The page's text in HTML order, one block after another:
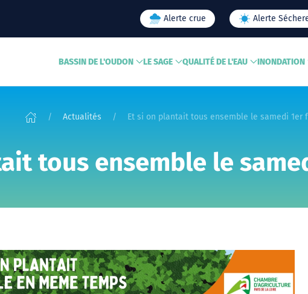
Alerte crue Alerte
BASSIN DE L'OUDON LE SAGE QUALITÉ DE L'EAU INONDATION
Actualités Et si on plantait tous ensemble le samedi 1er
tous ensemble le